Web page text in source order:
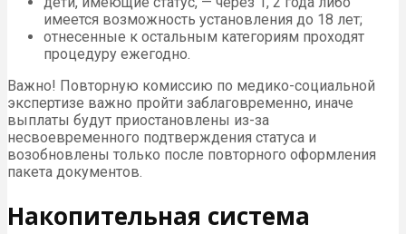
имеется возможность установления до 18 лет;
отнесенные к остальным категориям проходят
процедуру ежегодно.
Важно! Повторную комиссию по медико-социальной
экспертизе важно пройти заблаговременно, иначе
выплаты будут приостановлены из-за
несвоевременного подтверждения статуса и
возобновлены только после повторного оформления
пакета документов.
Накопительная система